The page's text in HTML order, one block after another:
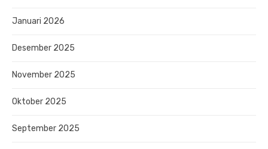
Januari 2026
Desember 2025
November 2025
Oktober 2025
September 2025